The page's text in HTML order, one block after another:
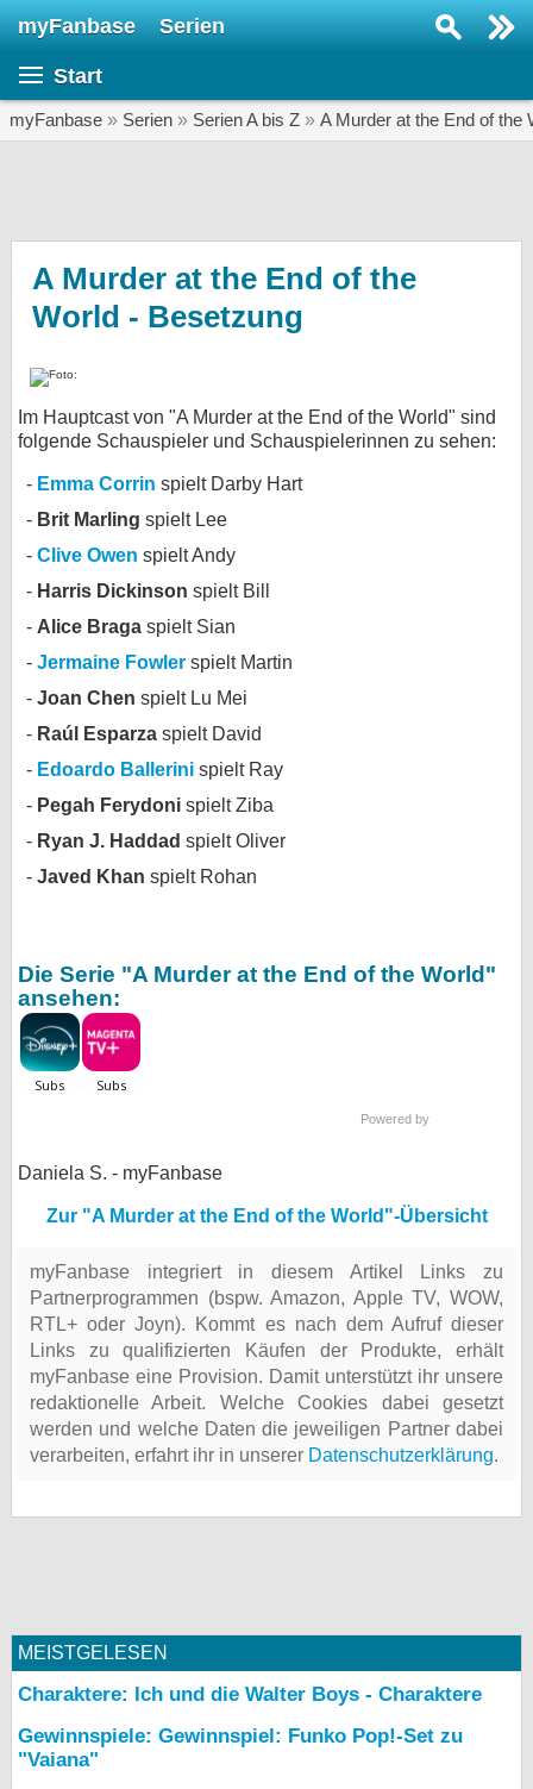
myFanbase Serien
Start
myFanbase » Serien » Serien A bis Z » A Murder at the End of the
A Murder at the End of the
World - Besetzung
Im Hauptcast von "A Murder at the End of the World" sind
folgende Schauspieler und Schauspielerinnen zu sehen:
Emma Corrin spielt Darby Hart
Brit Marling spielt Lee
Clive Owen spielt Andy
Harris Dickinson spielt Bill
Alice Braga spielt Sian
Jermaine Fowler spielt Martin
Joan Chen spielt Lu Mei
Raúl Esparza spielt David
Edoardo Ballerini spielt Ray
Pegah Ferydoni spielt Ziba
Ryan J. Haddad spielt Oliver
Javed Khan spielt Rohan
Die Serie "A Murder at the End of the World"
ansehen:
Powered by
Daniela S. - myFanbase
Zur "A Murder at the End of the World"-Übersicht
myFanbase integriert in diesem Artikel Links zu
Partnerprogrammen (bspw. Amazon, Apple TV, WOW,
RTL+ oder Joyn). Kommt es nach dem Aufruf dieser
Links zu qualifizierten Käufen der Produkte, erhält
myFanbase eine Provision. Damit unterstützt ihr unsere
redaktionelle Arbeit. Welche Cookies dabei gesetzt
werden und welche Daten die jeweiligen Partner dabei
verarbeiten, erfahrt ihr in unserer Datenschutzerklärung.
MEISTGELESEN
Charaktere: Ich und die Walter Boys - Charaktere
Gewinnspiele: Gewinnspiel: Funko Pop!-Set zu
"Vaiana"
SERIEN
Veranstaltungen
SERVICE
Kontakt
Nutzungsbedingungen
Datenschutz
Cookie-Einstellungen
myFanbase